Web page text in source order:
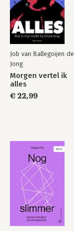
Job van Ballegoijen de
Jong
Morgen vertel ik
alles
€ 22,99